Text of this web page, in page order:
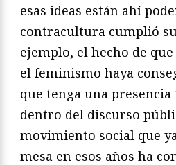
esas ideas están ahí
contracultura cumplió
ejemplo, el hecho de
el feminismo haya
que tenga una
dentro del discurso
movimiento social que
mesa en esos años ha